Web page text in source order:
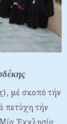
μέ σκοπό τήν
πετύχη τήν